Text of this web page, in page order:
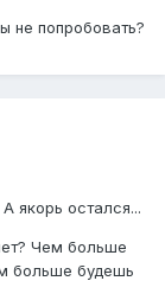
не попробовать?
якорь остался...
Чем больше
больше будешь